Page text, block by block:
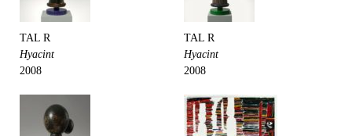
TAL R
Hyacint
2008
TAL R
Hyacint
2008